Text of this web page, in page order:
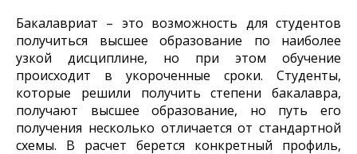
Бакалавриат – это возможность для студентов
получиться высшее образование по наиболее
узкой дисциплине, но при этом обучение
происходит в укороченные сроки. Студенты,
которые решили получить степени бакалавра,
получают высшее образование, но путь его
получения несколько отличается от стандартной
схемы. В расчет берется конкретный профиль,